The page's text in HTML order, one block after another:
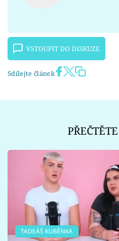
VSTOUPIT DO DISKUZE
Sdílejte článek
TADEÁŠ KUBĚNKA